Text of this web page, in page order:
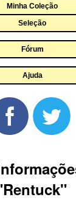
Minha Coleção
Seleção
Fórum
Ajuda